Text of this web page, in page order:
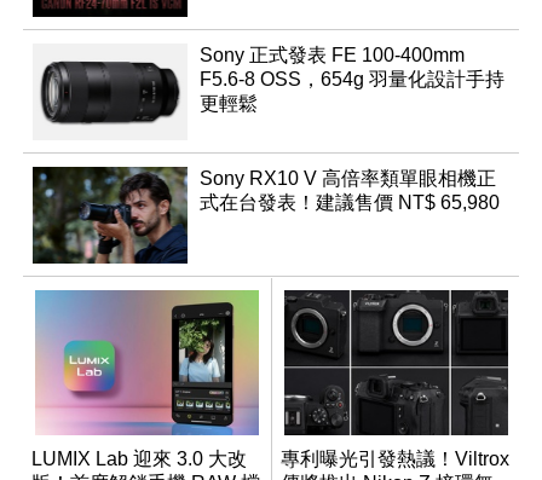
Sony 正式發表 FE 100-400mm
F5.6-8 OSS，654g 羽量化設計手持
更輕鬆
Sony RX10 V 高倍率類單眼相機正
式在台發表！建議售價 NT$ 65,980
LUMIX Lab 迎來 3.0 大改
專利曝光引發熱議！Viltrox